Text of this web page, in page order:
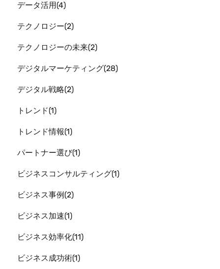
データ活用 4
テクノロジー 2
テクノロジーの未来 2
デジタルマーケティング 28
デジタル戦略 2
トレンド 1
トレンド情報 1
パートナー選び 1
ビジネスコンサルティング 1
ビジネス事例 2
ビジネス加速 1
ビジネス効率化 11
ビジネス成功術 1